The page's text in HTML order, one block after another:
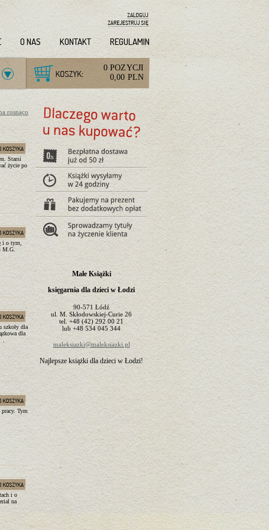
O NAS KONTAKT REGULAMIN
0 POZYCJI
0,00 PLN
rosnąco
Starsi
życie po
i o tym,
M.G.
szkoły dla
dla
Tym
i o
na
Małe Książki
księgarnia dla dzieci w Łodzi
90-571 Łódź
ul. M. Skłodowskiej-Curie 26
tel.+48 (42) 292 00 21
lub +48 534 045 344
maleksiazki@maleksiazki.pl
Najlepsze książki dla dzieci w Łodzi!